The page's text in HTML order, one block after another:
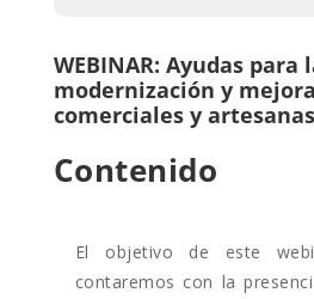
WEBINAR: Ayudas para
modernización y
comerciales y artesanas
Contenido
El objetivo de este
contaremos con la